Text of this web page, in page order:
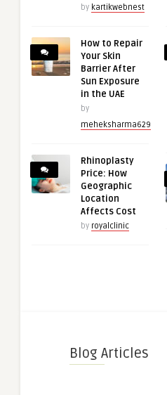
by kartikwebnest
How to Repair
Your Skin
Barrier After
Sun Exposure
in the UAE
by
meheksharma629
Rhinoplasty
Price: How
Geographic
Location
Affects Cost
by royalclinic
Blog Articles